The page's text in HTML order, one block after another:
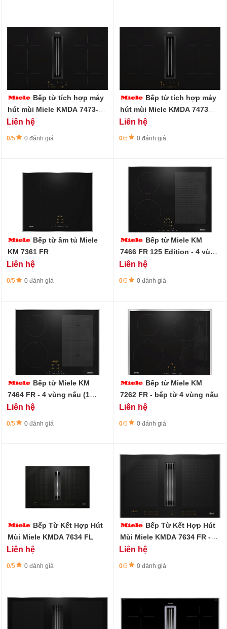
Bếp từ tích hợp máy
hút mùi Miele KMDA 7473-1
FL Silence - 4 vùng nấu
Liên hệ
0/5 0 đánh giá
Bếp từ tích hợp máy
hút mùi Miele KMDA 7473
FL-U Silence - 4 vùng nấu
Liên hệ
0/5 0 đánh giá
Bếp từ âm tủ Miele
KM 7361 FR
Liên hệ
0/5 0 đánh giá
Bếp từ Miele KM
7466 FR 125 Edition - 4 vùng
nấu (1 vùng nấu PowerFlex)
Liên hệ
0/5 0 đánh giá
Bếp từ Miele KM
7464 FR - 4 vùng nấu (1
vùng nấu PowerFlex)
Liên hệ
0/5 0 đánh giá
Bếp từ Miele KM
7262 FR - bếp từ 4 vùng nấu
Liên hệ
0/5 0 đánh giá
Bếp Từ Kết Hợp Hút
Mùi Miele KMDA 7634 FL
Liên hệ
0/5 0 đánh giá
Bếp Từ Kết Hợp Hút
Mùi Miele KMDA 7634 FR -
Viền thép không gỉ
Liên hệ
0/5 0 đánh giá